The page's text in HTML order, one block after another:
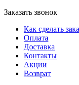
Заказать звонок
Как сделать
Оплата
Доставка
Контакты
Акции
Возврат